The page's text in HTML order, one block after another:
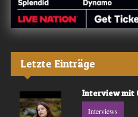
Letzte Einträge
Interview mit
Interviews